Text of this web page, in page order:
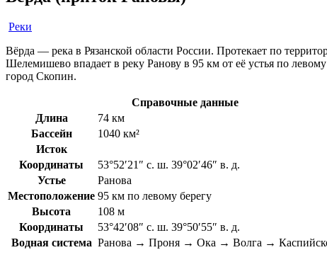
Реки
Вёрда — река в Рязанской области России. Протекает по
Шелемишево впадает в реку Ранову в 95 км от её устья по
город Скопин.
Справочные данные
Длина
74 км
Бассейн
1040 км²
Исток
Координаты
53°52′21″ с. ш. 39°02′46″ в. д.
Устье
Ранова
Местоположение 95 км по левому берегу
Высота
108 м
Координаты
53°42′08″ с. ш. 39°50′55″ в. д.
Водная система Ранова → Проня → Ока → Волга →